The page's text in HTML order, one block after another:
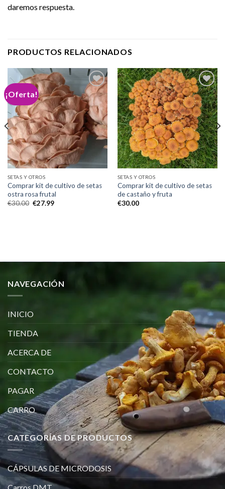
daremos respuesta.
PRODUCTOS RELACIONADOS
¡Oferta!
Add to
wishlist
SETAS Y OTROS
Comprar kit de cultivo de setas
ostra rosa frutal
€30.00 El
€27.99El
Add to
wishlist
SETAS Y OTROS
Comprar kit de cultivo de setas
de castaño y fruta
€30.00
NAVEGACIÓN
INICIO
TIENDA
ACERCA DE
CONTACTO
PAGAR
CARRO
CATEGORÍAS DE PRODUCTOS
CÁPSULAS DE MICRODOSIS